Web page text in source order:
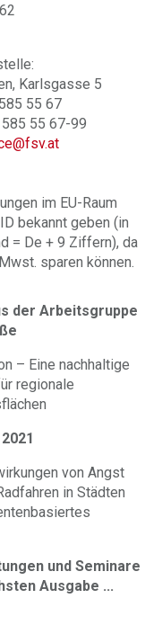
Karlsgasse 5
55 67
585 55 67-99
im EU-Raum
bekannt geben (in
= De + 9 Ziffern), da
sparen können.
der Arbeitsgruppe
– Eine nachhaltige
regionale
von Angst
in Städten
und Seminare
Ausgabe ...